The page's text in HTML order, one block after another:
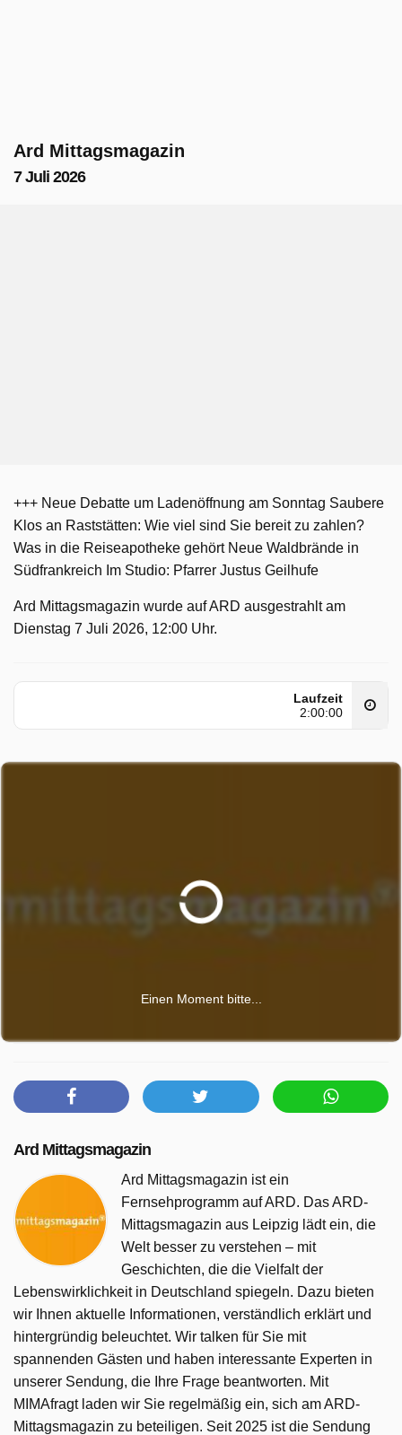
Ard Mittagsmagazin
7 Juli 2026
+++ Neue Debatte um Ladenöffnung am Sonntag Saubere
Klos an Raststätten: Wie viel sind Sie bereit zu zahlen?
Was in die Reiseapotheke gehört Neue Waldbrände in
Südfrankreich Im Studio: Pfarrer Justus Geilhufe
Ard Mittagsmagazin wurde auf ARD ausgestrahlt am
Dienstag 7 Juli 2026, 12:00 Uhr.
Laufzeit
2:00:00
Einen Moment bitte...
Ard Mittagsmagazin
Ard Mittagsmagazin ist ein
Fernsehprogramm auf ARD. Das ARD-
Mittagsmagazin aus Leipzig lädt ein, die
Welt besser zu verstehen – mit
Geschichten, die die Vielfalt der
Lebenswirklichkeit in Deutschland spiegeln. Dazu bieten
wir Ihnen aktuelle Informationen, verständlich erklärt und
hintergründig beleuchtet. Wir talken für Sie mit
spannenden Gästen und haben interessante Experten in
unserer Sendung, die Ihre Frage beantworten. Mit
MIMAfragt laden wir Sie regelmäßig ein, sich am ARD-
Mittagsmagazin zu beteiligen. Seit 2025 ist die Sendung